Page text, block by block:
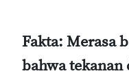
Fakta: Merasa
bahwa